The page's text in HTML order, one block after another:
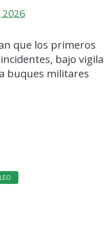
2026
que los primeros
bajo
buques militares